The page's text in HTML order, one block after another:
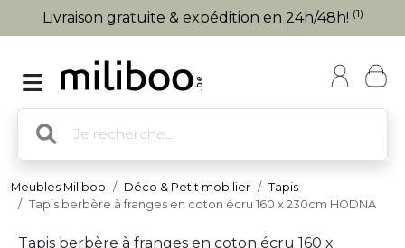
Livraison gratuite & expédition en 24h/48h! (1)
Meubles Miliboo Déco & Petit mobilier
Tapis
Tapis berbère à franges en coton écru 160 x 230cm HODNA
Tapis berbère à franges en coton écru 160 x